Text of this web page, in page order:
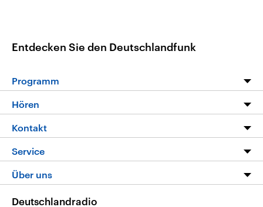
Entdecken Sie den Deutschlandfunk
Programm
Programm
Die Nachrichten
Nachrichtenleicht
Neue Beiträge auf dlf.de
Hören
Livestream
Podcasts
Deutschlandfunk App
Nachrichten App
Kontakt
Hörerservice
Service
FAQ
Über uns
Deutschlandradio